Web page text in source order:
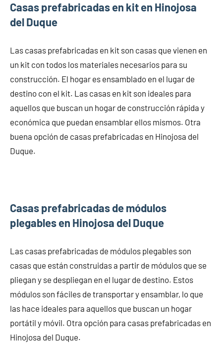
Casas prefabricadas en kit en Hinojosa
del Duque
Las casas prefabricadas en kit son casas que vienen en
un kit con todos los materiales necesarios para su
construcción. El hogar es ensamblado en el lugar de
destino con el kit. Las casas en kit son ideales para
aquellos que buscan un hogar de construcción rápida y
económica que puedan ensamblar ellos mismos. Otra
buena opción de casas prefabricadas en Hinojosa del
Duque.
Casas prefabricadas de módulos
plegables en Hinojosa del Duque
Las casas prefabricadas de módulos plegables son
casas que están construidas a partir de módulos que se
pliegan y se despliegan en el lugar de destino. Estos
módulos son fáciles de transportar y ensamblar, lo que
las hace ideales para aquellos que buscan un hogar
portátil y móvil. Otra opción para casas prefabricadas en
Hinojosa del Duque.